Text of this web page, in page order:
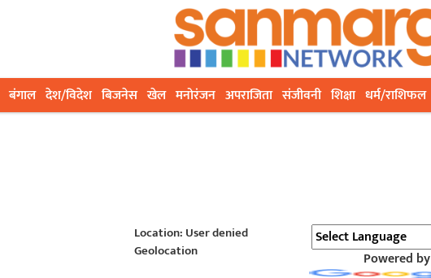
बंगाल देश/विदेश बिजनेस खेल मनोरंजन अपराजिता संजीवनी शिक्षा धर्म/राशिफल
Location: User denied
Geolocation
Powered by